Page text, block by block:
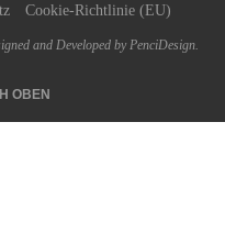
Cookie-Richtlinie (EU)
and Developed by PenciDesign.
OBEN